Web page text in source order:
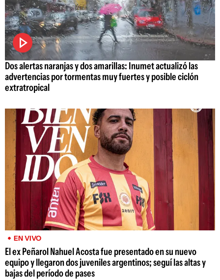
Dos alertas naranjas y dos amarillas: Inumet actualizó las
advertencias por tormentas muy fuertes y posible ciclón
extratropical
EN VIVO
El ex Peñarol Nahuel Acosta fue presentado en su nuevo
equipo y llegaron dos juveniles argentinos; seguí las altas y
bajas del período de pases